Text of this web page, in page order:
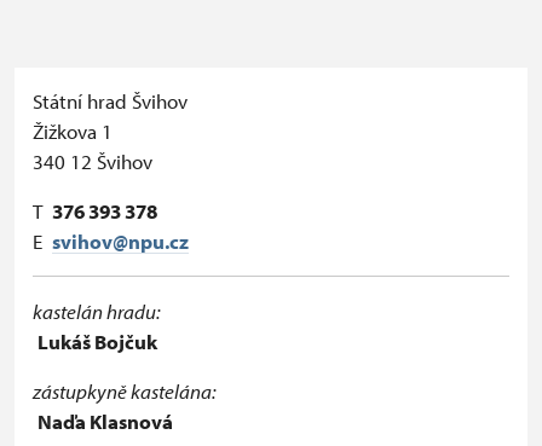
Státní hrad Švihov
Žižkova 1
340 12 Švihov
T 376 393 378
E svihov@npu.cz
kastelán hradu:
Lukáš Bojčuk
zástupkyně kastelána:
Naďa Klasnová